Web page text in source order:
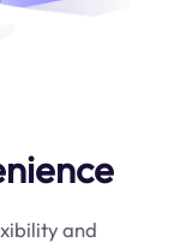
and